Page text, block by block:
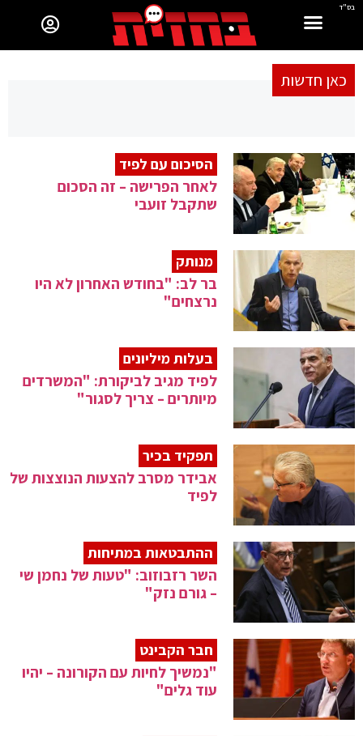
בס"ד
כאן חדשות
הסיכום עם לפיד
לאחר הפרישה – זה הסכום
שתקבל זועבי
מנותק
בר לב: "בחודש האחרון לא היו
נרצחים"
בעלות מיליונים
לפיד מגיב לביקורת: "המשרדים
מיותרים – צריך לסגור"
תפקיד בכיר
אבידר מסרב להצעות הנוצצות של
לפיד
ההתבטאות במתיחות
השר רזבוזוב: "טעות של נחמן שי
– גורם נזק"
חבר הקבינט
"נמשיך לחיות עם הקורונה – יהיו
עוד גלים"